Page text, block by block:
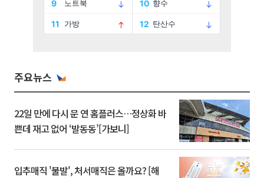
주요뉴스
22일 만에 다시 문 연 홈플러스…정상화 바
쁜데 재고 없어 ‘발동동’[가보니]
입추매직 '불발', 처서매직은 올까요? [해